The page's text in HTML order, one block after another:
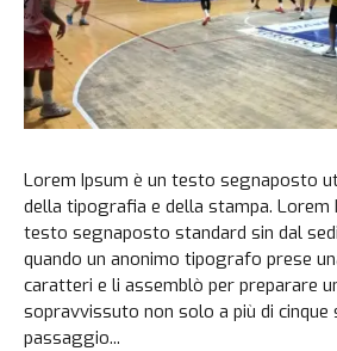
Lorem Ipsum è un testo segnaposto
della tipografia e della stampa. Lorem
testo segnaposto standard sin dal
quando un anonimo tipografo prese
caratteri e li assemblò per preparare
sopravvissuto non solo a più di cinque
passaggio...